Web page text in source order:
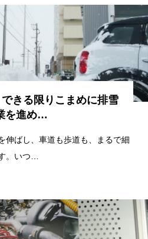
きる限りこまめに排雪
を進め…
伸ばし、車道も歩道も、まるで細
。いつ…